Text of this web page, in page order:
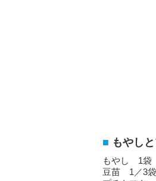
もやし
もやし 1袋
豆苗 1／3袋